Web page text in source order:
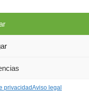
privacidadAviso legal